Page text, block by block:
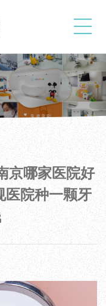
京哪家医院好
医院种一颗牙